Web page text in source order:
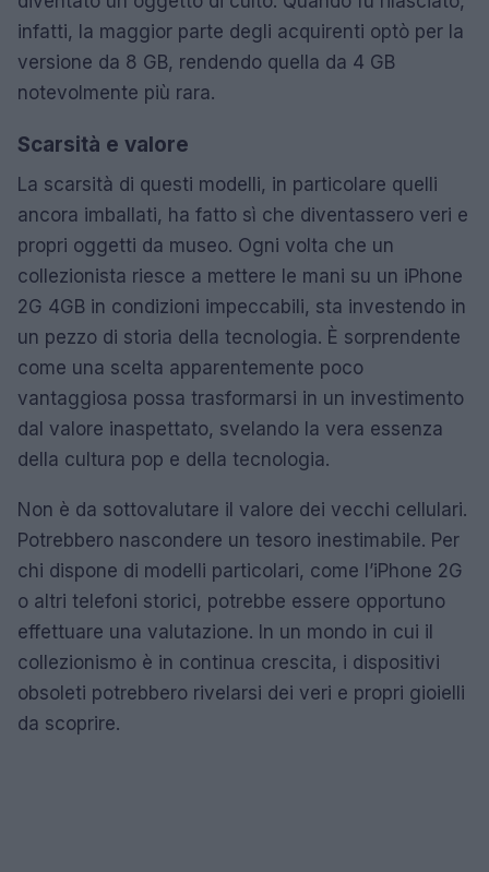
infatti, la maggior parte degli acquirenti optò per la
versione da 8 GB, rendendo quella da 4 GB
notevolmente più rara.
Scarsità e valore
La scarsità di questi modelli, in particolare quelli
ancora imballati, ha fatto sì che diventassero veri e
propri oggetti da museo. Ogni volta che un
collezionista riesce a mettere le mani su un iPhone
2G 4GB in condizioni impeccabili, sta investendo in
un pezzo di storia della tecnologia. È sorprendente
come una scelta apparentemente poco
vantaggiosa possa trasformarsi in un investimento
dal valore inaspettato, svelando la vera essenza
della cultura pop e della tecnologia.
Non è da sottovalutare il valore dei vecchi cellulari.
Potrebbero nascondere un tesoro inestimabile. Per
chi dispone di modelli particolari, come l’iPhone 2G
o altri telefoni storici, potrebbe essere opportuno
effettuare una valutazione. In un mondo in cui il
collezionismo è in continua crescita, i dispositivi
obsoleti potrebbero rivelarsi dei veri e propri gioielli
da scoprire.